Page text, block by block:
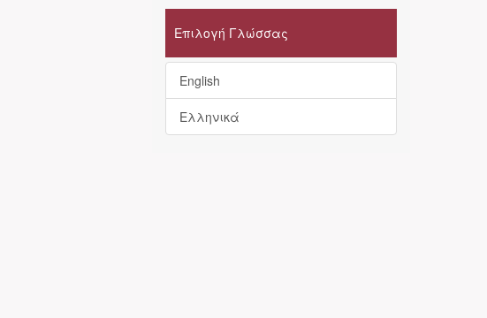
Επιλογή Γλώσσας
English
Ελληνικά